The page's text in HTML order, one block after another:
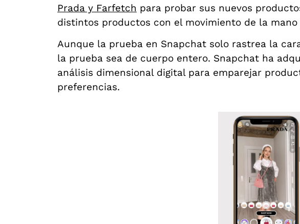
Prada y Farfetch para probar sus nuevos
distintos productos con el movimiento de la
Aunque la prueba en Snapchat solo rastrea la
la prueba sea de cuerpo entero. Snapchat ha
análisis dimensional digital para emparejar
preferencias.